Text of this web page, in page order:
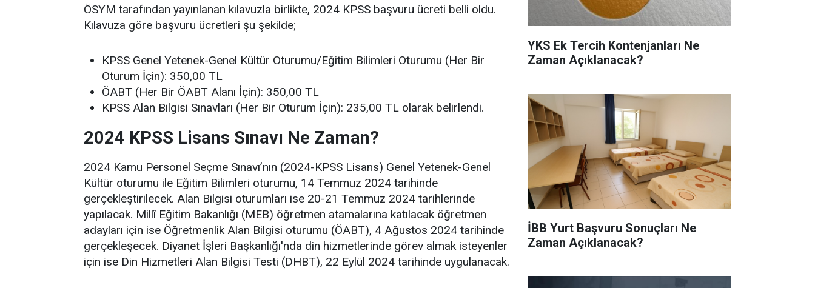
ÖSYM tarafından yayınlanan kılavuzla birlikte, 2024 KPSS başvuru ücreti belli oldu.
Kılavuza göre başvuru ücretleri şu şekilde;
KPSS Genel Yetenek-Genel Kültür Oturumu/Eğitim Bilimleri Oturumu (Her Bir
Oturum İçin): 350,00 TL
ÖABT (Her Bir ÖABT Alanı İçin): 350,00 TL
KPSS Alan Bilgisi Sınavları (Her Bir Oturum İçin): 235,00 TL olarak belirlendi.
2024 KPSS Lisans Sınavı Ne Zaman?
2024 Kamu Personel Seçme Sınavı’nın (2024-KPSS Lisans) Genel Yetenek-Genel
Kültür oturumu ile Eğitim Bilimleri oturumu, 14 Temmuz 2024 tarihinde
gerçekleştirilecek. Alan Bilgisi oturumları ise 20-21 Temmuz 2024 tarihlerinde
yapılacak. Millî Eğitim Bakanlığı (MEB) öğretmen atamalarına katılacak öğretmen
adayları için ise Öğretmenlik Alan Bilgisi oturumu (ÖABT), 4 Ağustos 2024 tarihinde
gerçekleşecek. Diyanet İşleri Başkanlığı'nda din hizmetlerinde görev almak isteyenler
için ise Din Hizmetleri Alan Bilgisi Testi (DHBT), 22 Eylül 2024 tarihinde uygulanacak.
YKS Ek Tercih Kontenjanları Ne
Zaman Açıklanacak?
İBB Yurt Başvuru Sonuçları Ne
Zaman Açıklanacak?